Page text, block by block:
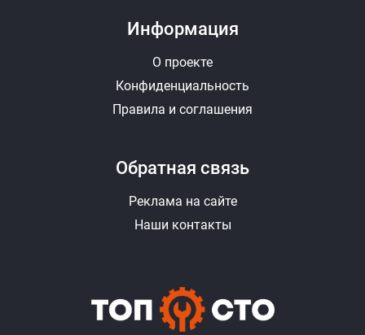
Информация
О проекте
Конфиденциальность
Правила и соглашения
Обратная связь
Реклама на сайте
Наши контакты